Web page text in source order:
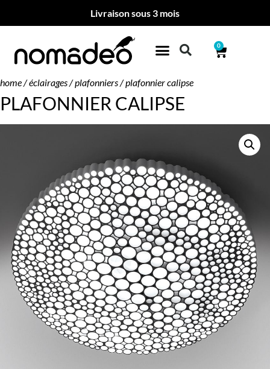
Livraison sous 3 mois
0
home/éclairages/plafonniers/ plafonnier calipse
PLAFONNIER CALIPSE